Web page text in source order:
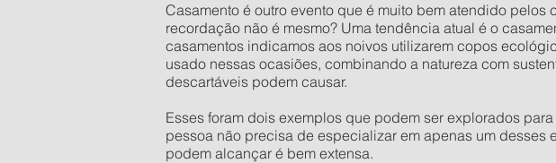
Casamento é outro evento que é muito bem atendido
recordação não é mesmo? Uma tendência atual é o
casamentos indicamos aos noivos utilizarem copos
usado nessas ocasiões, combinando a natureza com
descartáveis podem causar.
Esses foram dois exemplos que podem ser explorados
pessoa não precisa de especializar em apenas um
podem alcançar é bem extensa.